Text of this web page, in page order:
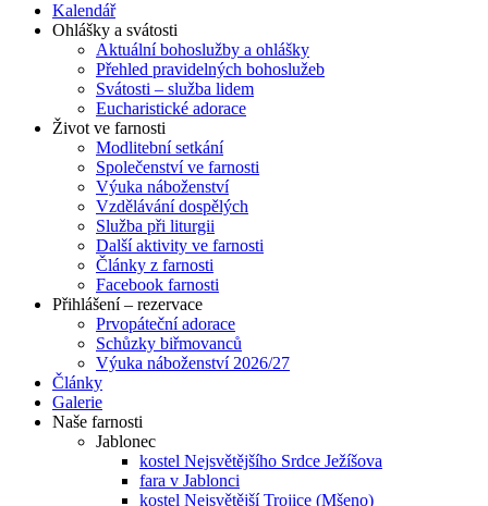
Kalendář
Ohlášky a svátosti
Aktuální bohoslužby a ohlášky
Přehled pravidelných bohoslužeb
Svátosti – služba lidem
Eucharistické adorace
Život ve farnosti
Modlitební setkání
Společenství ve farnosti
Výuka náboženství
Vzdělávání dospělých
Služba při liturgii
Další aktivity ve farnosti
Články z farnosti
Facebook farnosti
Přihlášení – rezervace
Prvopáteční adorace
Schůzky biřmovanců
Výuka náboženství 2026/27
Články
Galerie
Naše farnosti
Jablonec
kostel Nejsvětějšího Srdce Ježíšova
fara v Jablonci
kostel Nejsvětější Trojice (Mšeno)